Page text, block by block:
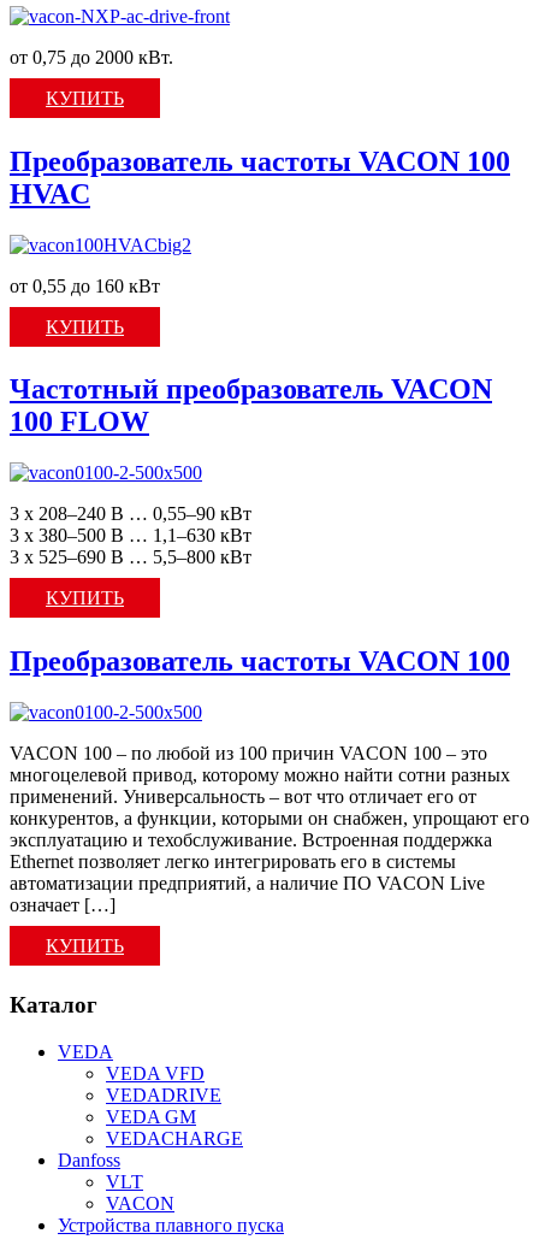
от 0,75 до 2000 кВт.
КУПИТЬ
Преобразователь частоты VACON 100
HVAC
от 0,55 до 160 кВт
КУПИТЬ
Частотный преобразователь VACON
100 FLOW
3 x 208–240 В … 0,55–90 кВт
3 x 380–500 В … 1,1–630 кВт
3 x 525–690 В … 5,5–800 кВт
КУПИТЬ
Преобразователь частоты VACON 100
VACON 100 – по любой из 100 причин VACON 100 – это
многоцелевой привод, которому можно найти сотни разных
применений. Универсальность – вот что отличает его от
конкурентов, а функции, которыми он снабжен, упрощают его
эксплуатацию и техобслуживание. Встроенная поддержка
Ethernet позволяет легко интегрировать его в системы
автоматизации предприятий, а наличие ПО VACON Live
означает […]
КУПИТЬ
Каталог
VEDA
VEDA VFD
VEDADRIVE
VEDA GM
VEDACHARGE
Danfoss
VLT
VACON
Устройства плавного пуска